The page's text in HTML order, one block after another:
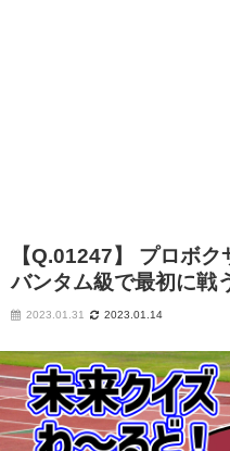
【Q.01247】 プロボ
バンタム級で最初に戦
2023.01.31 2023.01.14